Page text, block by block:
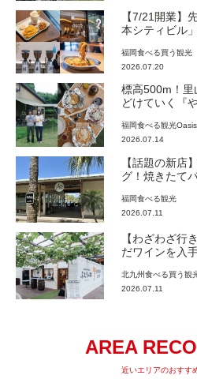
【7/21開業】
本シティビル
福岡食べる買う観光
2026.07.20
標高500m！里
どけていく『
村）【Oasis~
福岡食べる観光Oasis
2026.07.14
【話題の新店
グ！焼きたて
Beach Cafe』
き】
福岡食べる観光
2026.07.11
【わざわざ行
だワインを入
『ぶどうの樹
町）【まち歩き
北九州食べる買う観
2026.07.11
AREA
近いエリアのおすす